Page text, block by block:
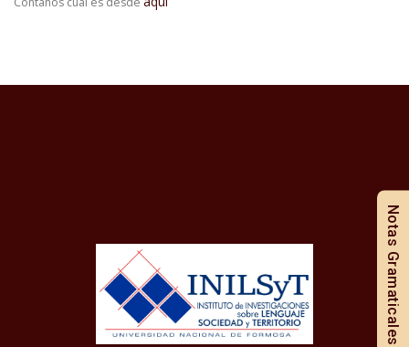
Notas Gramaticales